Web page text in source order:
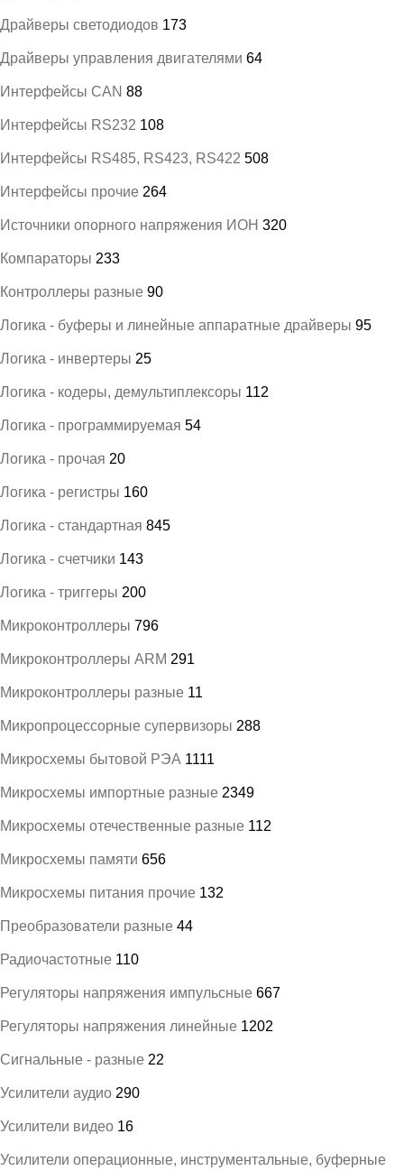
Драйверы светодиодов 173
Драйверы управления двигателями 64
Интерфейсы CAN 88
Интерфейсы RS232 108
Интерфейсы RS485, RS423, RS422 508
Интерфейсы прочие 264
Источники опорного напряжения ИОН 320
Компараторы 233
Контроллеры разные 90
Логика - буферы и линейные аппаратные драйверы 95
Логика - инвертеры 25
Логика - кодеры, демультиплексоры 112
Логика - программируемая 54
Логика - прочая 20
Логика - регистры 160
Логика - стандартная 845
Логика - счетчики 143
Логика - триггеры 200
Микроконтроллеры 796
Микроконтроллеры ARM 291
Микроконтроллеры разные 11
Микропроцессорные супервизоры 288
Микросхемы бытовой РЭА 1111
Микросхемы импортные разные 2349
Микросхемы отечественные разные 112
Микросхемы памяти 656
Микросхемы питания прочие 132
Преобразователи разные 44
Радиочастотные 110
Регуляторы напряжения импульсные 667
Регуляторы напряжения линейные 1202
Сигнальные - разные 22
Усилители аудио 290
Усилители видео 16
Усилители операционные, инструментальные, буферные